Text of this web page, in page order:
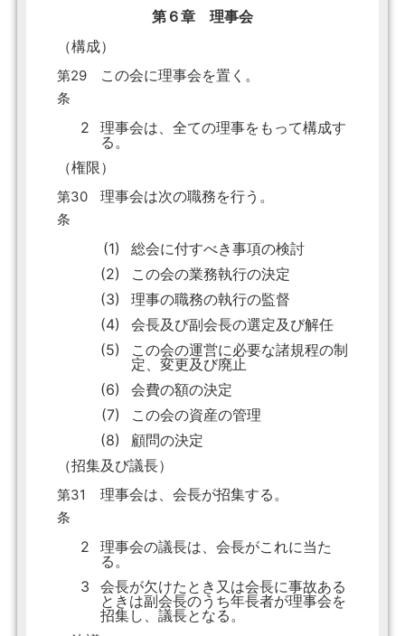
第６章 理事会
（構成）
第29
条
この会に理事会を置く。
2
理事会は、全ての理事をもって構成す
る。
（権限）
第30
条
理事会は次の職務を行う。
(1)
総会に付すべき事項の検討
(2)
この会の業務執行の決定
(3)
理事の職務の執行の監督
(4)
会長及び副会長の選定及び解任
(5)
この会の運営に必要な諸規程の制
定、変更及び廃止
(6)
会費の額の決定
(7)
この会の資産の管理
(8)
顧問の決定
（招集及び議長）
第31
条
理事会は、会長が招集する。
2
理事会の議長は、会長がこれに当た
る。
3
会長が欠けたとき又は会長に事故ある
ときは副会長のうち年長者が理事会を
招集し、議長となる。